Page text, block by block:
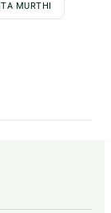
MURTHI